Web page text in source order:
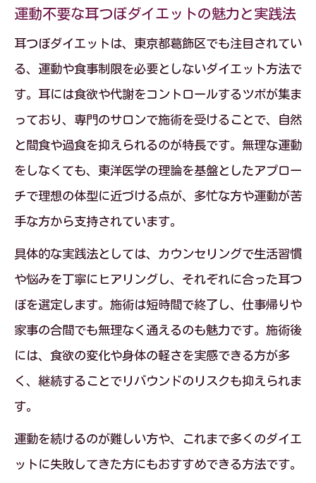
運動不要な耳つぼダイエットの魅力と実践法
耳つぼダイエットは、東京都葛飾区でも注目されてい
る、運動や食事制限を必要としないダイエット方法で
す。耳には食欲や代謝をコントロールするツボが集ま
っており、専門のサロンで施術を受けることで、自然
と間食や過食を抑えられるのが特長です。無理な運動
をしなくても、東洋医学の理論を基盤としたアプロー
チで理想の体型に近づける点が、多忙な方や運動が苦
手な方から支持されています。
具体的な実践法としては、カウンセリングで生活習慣
や悩みを丁寧にヒアリングし、それぞれに合った耳つ
ぼを選定します。施術は短時間で終了し、仕事帰りや
家事の合間でも無理なく通えるのも魅力です。施術後
には、食欲の変化や身体の軽さを実感できる方が多
く、継続することでリバウンドのリスクも抑えられま
す。
運動を続けるのが難しい方や、これまで多くのダイエ
ットに失敗してきた方にもおすすめできる方法です。